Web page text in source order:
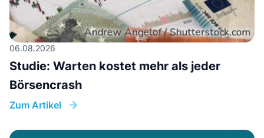
06.08.2026
Studie: Warten kostet mehr als jeder
Börsencrash
Zum Artikel